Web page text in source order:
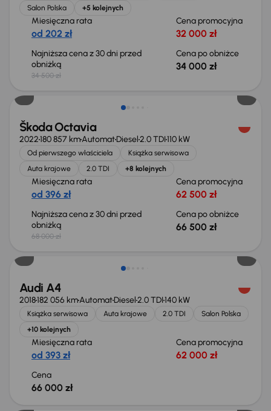
Salon Polska
+5 kolejnych
Miesięczna rata
od 202 zł
Cena promocyjna
32 000 zł
Najniższa cena z 30 dni przed
obniżką
34 500 zł
Cena po obniżce
34 000 zł
Świeżo skupione
Škoda Octavia
2022180 857 kmAutomatDiesel2.0 TDI110 kW
Od pierwszego właściciela
Książka serwisowa
Auta krajowe
2.0 TDI +8 kolejnych
Miesięczna rata
od 396 zł
Cena promocyjna
62 500 zł
Najniższa cena z 30 dni przed
obniżką
68 000 zł
Cena po obniżce
66 500 zł
Audi A4
2018182 056 kmAutomatDiesel2.0 TDI140 kW
Książka serwisowa Auta krajowe 2.0 TDI
Salon Polska
+10 kolejnych
Miesięczna rata
od 393 zł
Cena promocyjna
62 000 zł
Cena
66 000 zł